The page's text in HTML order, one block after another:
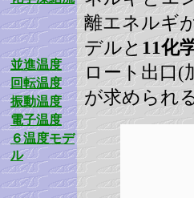
並進温度
回転温度
振動温度
電子温度
６温度モデ
ル
離エネルギ
デルと11化
ロート出口(
が求められ